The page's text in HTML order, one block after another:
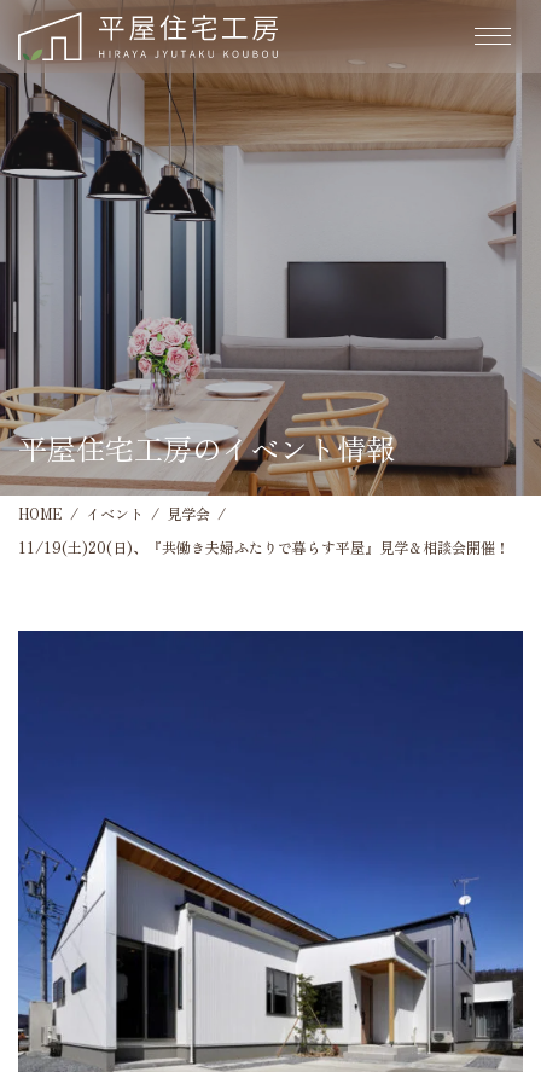
平屋住宅工房のイベント情報
HOME イベント
見学会
11/19(土)20(日)、『共働き夫婦ふたりで暮らす平屋』見学＆相談会開催！